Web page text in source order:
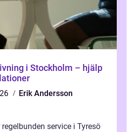
i Stockholm – hjälp
Erik Andersson
service i Tyresö